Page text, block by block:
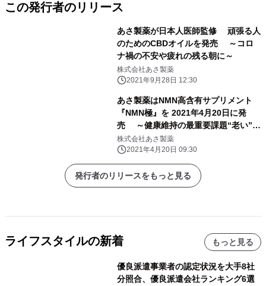
この発行者のリリース
あさ製薬が日本人医師監修 頑張る人
のためのCBDオイルを発売 ～コロ
ナ禍の不安や疲れの残る朝に～
株式会社あさ製薬
2021年9月28日 12:30
あさ製薬はNMN高含有サプリメント
『NMN極』を 2021年4月20日に発
売 ～健康維持の最重要課題“老い”に
対する次なる一手を～
株式会社あさ製薬
2021年4月20日 09:30
発行者のリリースをもっと見る
ライフスタイルの新着 もっと見る
優良派遣事業者の認定状況を大手8社
分照合、優良派遣会社ランキング6選